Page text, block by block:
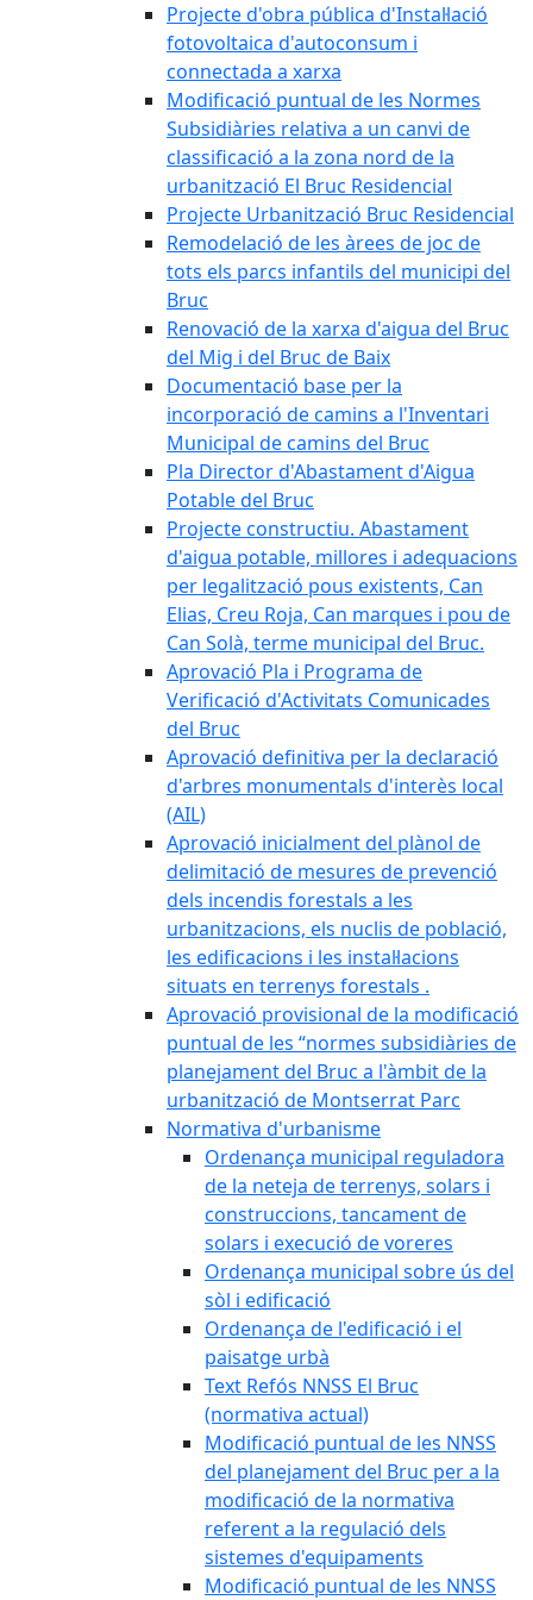
Projecte d'obra pública d'Instal·lació
fotovoltaica d'autoconsum i
connectada a xarxa
Modificació puntual de les Normes
Subsidiàries relativa a un canvi de
classificació a la zona nord de la
urbanització El Bruc Residencial
Projecte Urbanització Bruc Residencial
Remodelació de les àrees de joc de
tots els parcs infantils del municipi del
Bruc
Renovació de la xarxa d'aigua del Bruc
del Mig i del Bruc de Baix
Documentació base per la
incorporació de camins a l'Inventari
Municipal de camins del Bruc
Pla Director d'Abastament d'Aigua
Potable del Bruc
Projecte constructiu. Abastament
d'aigua potable, millores i adequacions
per legalització pous existents, Can
Elias, Creu Roja, Can marques i pou de
Can Solà, terme municipal del Bruc.
Aprovació Pla i Programa de
Verificació d'Activitats Comunicades
del Bruc
Aprovació definitiva per la declaració
d'arbres monumentals d'interès local
(AIL)
Aprovació inicialment del plànol de
delimitació de mesures de prevenció
dels incendis forestals a les
urbanitzacions, els nuclis de població,
les edificacions i les instal·lacions
situats en terrenys forestals .
Aprovació provisional de la modificació
puntual de les “normes subsidiàries de
planejament del Bruc a l'àmbit de la
urbanització de Montserrat Parc
Normativa d'urbanisme
Ordenança municipal reguladora
de la neteja de terrenys, solars i
construccions, tancament de
solars i execució de voreres
Ordenança municipal sobre ús del
sòl i edificació
Ordenança de l'edificació i el
paisatge urbà
Text Refós NNSS El Bruc
(normativa actual)
Modificació puntual de les NNSS
del planejament del Bruc per a la
modificació de la normativa
referent a la regulació dels
sistemes d'equipaments
Modificació puntual de les NNSS